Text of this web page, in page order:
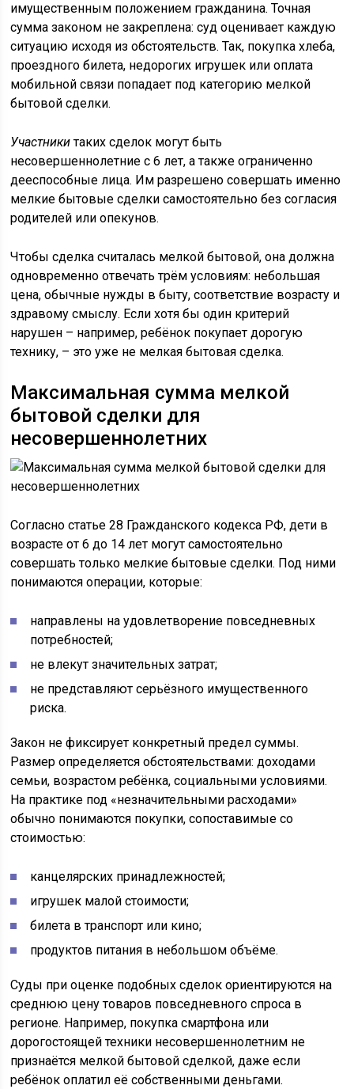
имущественным положением гражданина. Точная
сумма законом не закреплена: суд оценивает каждую
ситуацию исходя из обстоятельств. Так, покупка хлеба,
проездного билета, недорогих игрушек или оплата
мобильной связи попадает под категорию мелкой
бытовой сделки.
Участникитаких сделок могут быть
несовершеннолетние с 6 лет, а также ограниченно
дееспособные лица. Им разрешено совершать именно
мелкие бытовые сделки самостоятельно без согласия
родителей или опекунов.
Чтобы сделка считалась мелкой бытовой, она должна
одновременно отвечать трём условиям: небольшая
цена, обычные нужды в быту, соответствие возрасту и
здравому смыслу. Если хотя бы один критерий
нарушен – например, ребёнок покупает дорогую
технику, – это уже не мелкая бытовая сделка.
Максимальная сумма мелкой
бытовой сделки для
несовершеннолетних
Согласно статье 28 Гражданского кодекса РФ, дети в
возрасте от 6 до 14 лет могут самостоятельно
совершать только мелкие бытовые сделки. Под ними
понимаются операции, которые:
направлены на удовлетворение повседневных
потребностей;
не влекут значительных затрат;
не представляют серьёзного имущественного
риска.
Закон не фиксирует конкретный предел суммы.
Размер определяется обстоятельствами: доходами
семьи, возрастом ребёнка, социальными условиями.
На практике под «незначительными расходами»
обычно понимаются покупки, сопоставимые со
стоимостью:
канцелярских принадлежностей;
игрушек малой стоимости;
билета в транспорт или кино;
продуктов питания в небольшом объёме.
Суды при оценке подобных сделок ориентируются на
среднюю цену товаров повседневного спроса в
регионе. Например, покупка смартфона или
дорогостоящей техники несовершеннолетним не
признаётся мелкой бытовой сделкой, даже если
ребёнок оплатил её собственными деньгами.